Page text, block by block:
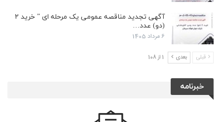
آگهی تجدید مناقصه عمومی یک مرحله ای ” خرید ۲
(دو) عدد…
6 مرداد 1405
قبلی بعدی 1 از 108
خبرنامه